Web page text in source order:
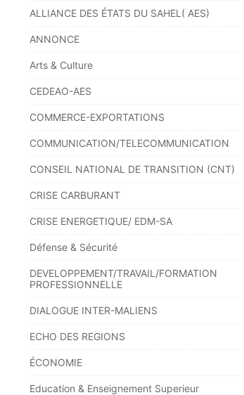
ALLIANCE DES ÉTATS DU SAHEL( AES)
ANNONCE
Arts & Culture
CEDEAO-AES
COMMERCE-EXPORTATIONS
COMMUNICATION/TELECOMMUNICATION
CONSEIL NATIONAL DE TRANSITION (CNT)
CRISE CARBURANT
CRISE ENERGETIQUE/ EDM-SA
Défense & Sécurité
DEVELOPPEMENT/TRAVAIL/FORMATION
PROFESSIONNELLE
DIALOGUE INTER-MALIENS
ECHO DES REGIONS
ÉCONOMIE
Education & Enseignement Superieur